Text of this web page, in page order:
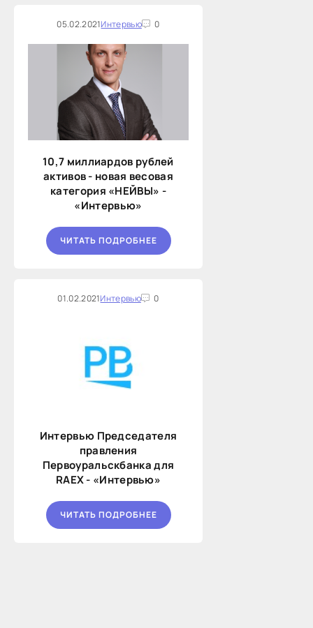
05.02.2021Интервью 0
10,7 миллиардов рублей
активов - новая весовая
категория «НЕЙВЫ» -
«Интервью»
ЧИТАТЬ ПОДРОБНЕЕ
01.02.2021Интервью 0
Интервью Председателя
правления
Первоуральскбанка для
RAEX - «Интервью»
ЧИТАТЬ ПОДРОБНЕЕ